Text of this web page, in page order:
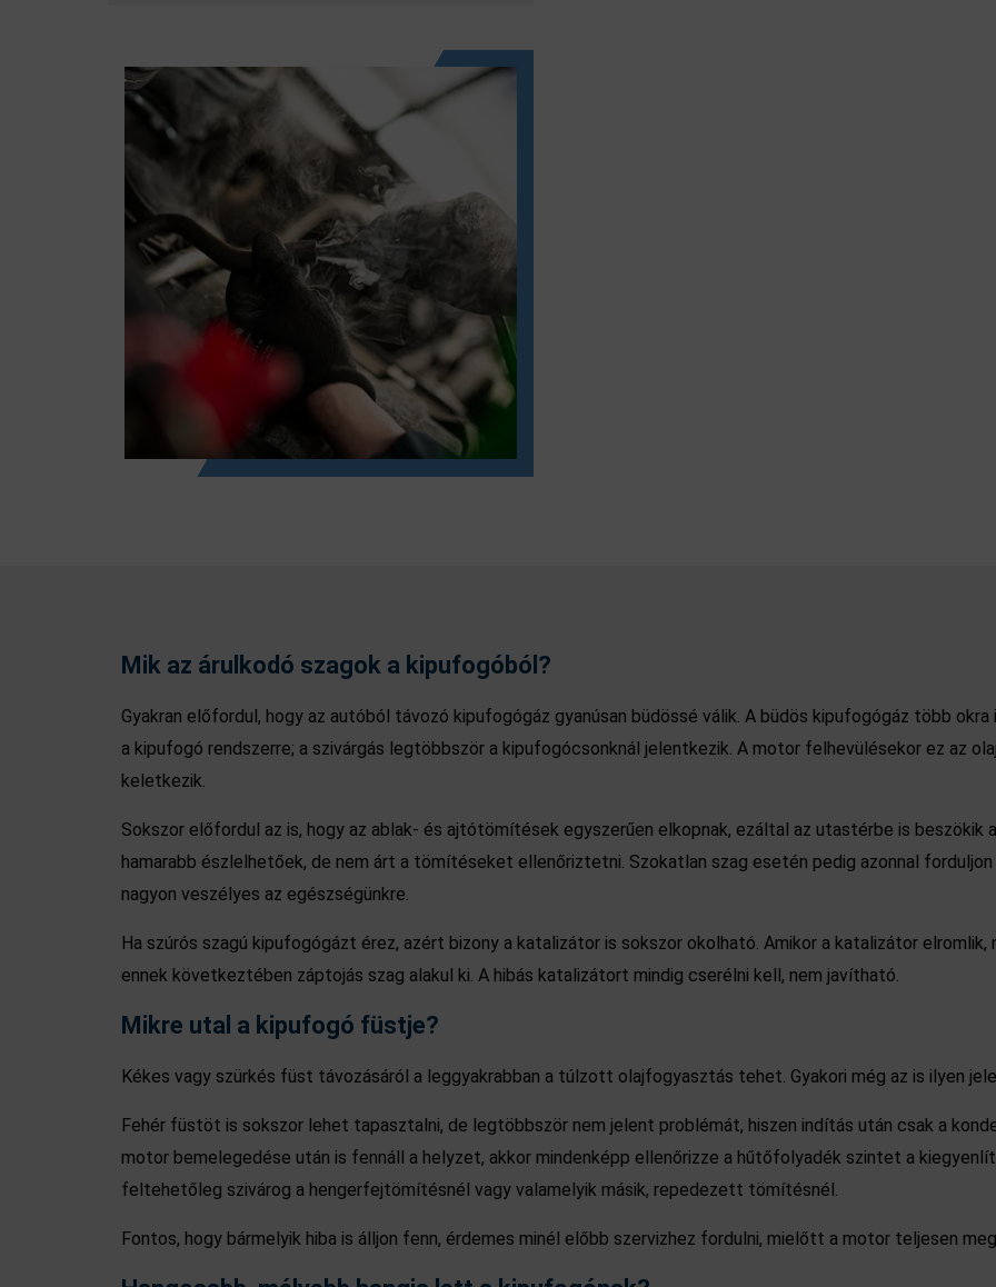
Mik az árulkodó szagok a kipufogóból?
Gyakran előfordul, hogy az autóból távozó kipufogógáz gyanúsan büdössé válik. A büdös kipufogógáz több
a kipufogó rendszerre; a szivárgás legtöbbször a kipufogócsonknál jelentkezik. A motor felhevülésekor ez az
keletkezik.
Sokszor előfordul az is, hogy az ablak- és ajtótömítések egyszerűen elkopnak, ezáltal az utastérbe is beszökik
hamarabb észlelhetőek, de nem árt a tömítéseket ellenőriztetni. Szokatlan szag esetén pedig azonnal
nagyon veszélyes az egészségünkre.
Ha szúrós szagú kipufogógázt érez, azért bizony a katalizátor is sokszor okolható. Amikor a katalizátor
ennek következtében záptojás szag alakul ki. A hibás katalizátort mindig cserélni kell, nem javítható.
Mikre utal a kipufogó füstje?
Kékes vagy szürkés füst távozásáról a leggyakrabban a túlzott olajfogyasztás tehet. Gyakori még az is ilyen
Fehér füstöt is sokszor lehet tapasztalni, de legtöbbször nem jelent problémát, hiszen indítás után csak a
motor bemelegedése után is fennáll a helyzet, akkor mindenképp ellenőrizze a hűtőfolyadék szintet a
feltehetőleg szivárog a hengerfejtömítésnél vagy valamelyik másik, repedezett tömítésnél.
Fontos, hogy bármelyik hiba is álljon fenn, érdemes minél előbb szervizhez fordulni, mielőtt a motor teljesen